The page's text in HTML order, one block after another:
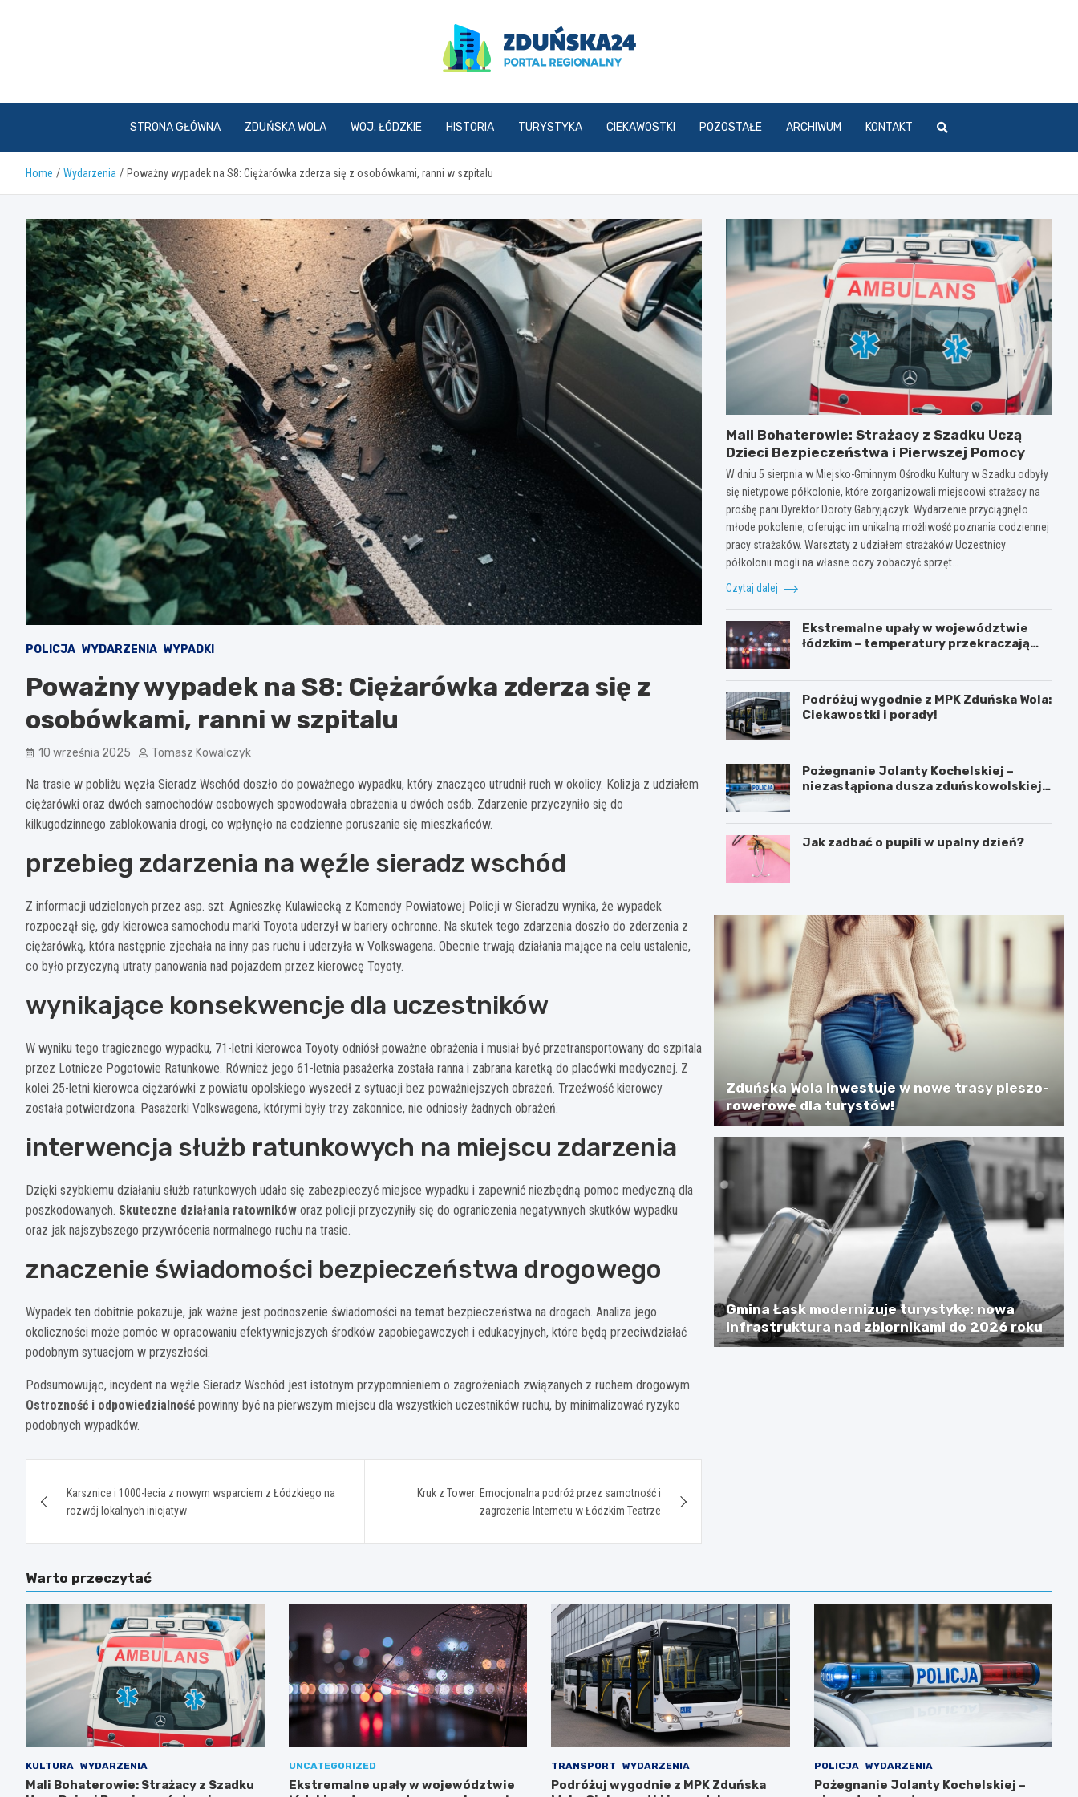
zdunska24.pl
STRONA GŁÓWNA ZDUŃSKA WOLA WOJ. ŁÓDZKIE HISTORIA TURYSTYKA CIEKAWOSTKI POZOSTAŁE ARCHIWUM KONTAKT
Home Wydarzenia Poważny wypadek na S8: Ciężarówka zderza się z osobówkami, ranni w szpitalu
POLICJA WYDARZENIA WYPADKI
Poważny wypadek na S8: Ciężarówka zderza się z
osobówkami, ranni w szpitalu
10 września 2025 Tomasz Kowalczyk
Na trasie w pobliżu węzła Sieradz Wschód doszło do poważnego wypadku, który znacząco utrudnił ruch w okolicy. Kolizja z udziałem
ciężarówki oraz dwóch samochodów osobowych spowodowała obrażenia u dwóch osób. Zdarzenie przyczyniło się do
kilkugodzinnego zablokowania drogi, co wpłynęło na codzienne poruszanie się mieszkańców.
przebieg zdarzenia na węźle sieradz wschód
Z informacji udzielonych przez asp. szt. Agnieszkę Kulawiecką z Komendy Powiatowej Policji w Sieradzu wynika, że wypadek
rozpoczął się, gdy kierowca samochodu marki Toyota uderzył w bariery ochronne. Na skutek tego zdarzenia doszło do zderzenia z
ciężarówką, która następnie zjechała na inny pas ruchu i uderzyła w Volkswagena. Obecnie trwają działania mające na celu ustalenie,
co było przyczyną utraty panowania nad pojazdem przez kierowcę Toyoty.
wynikające konsekwencje dla uczestników
W wyniku tego tragicznego wypadku, 71-letni kierowca Toyoty odniósł poważne obrażenia i musiał być przetransportowany do szpitala
przez Lotnicze Pogotowie Ratunkowe. Również jego 61-letnia pasażerka została ranna i zabrana karetką do placówki medycznej. Z
kolei 25-letni kierowca ciężarówki z powiatu opolskiego wyszedł z sytuacji bez poważniejszych obrażeń. Trzeźwość kierowcy
została potwierdzona. Pasażerki Volkswagena, którymi były trzy zakonnice, nie odniosły żadnych obrażeń.
interwencja służb ratunkowych na miejscu zdarzenia
Dzięki szybkiemu działaniu służb ratunkowych udało się zabezpieczyć miejsce wypadku i zapewnić niezbędną pomoc medyczną dla
poszkodowanych. Skuteczne działania ratowników oraz policji przyczyniły się do ograniczenia negatywnych skutków wypadku
oraz jak najszybszego przywrócenia normalnego ruchu na trasie.
znaczenie świadomości bezpieczeństwa drogowego
Wypadek ten dobitnie pokazuje, jak ważne jest podnoszenie świadomości na temat bezpieczeństwa na drogach. Analiza jego
okoliczności może pomóc w opracowaniu efektywniejszych środków zapobiegawczych i edukacyjnych, które będą przeciwdziałać
podobnym sytuacjom w przyszłości.
Podsumowując, incydent na węźle Sieradz Wschód jest istotnym przypomnieniem o zagrożeniach związanych z ruchem drogowym.
Ostrozność i odpowiedzialność powinny być na pierwszym miejscu dla wszystkich uczestników ruchu, by minimalizować ryzyko
podobnych wypadków.
wpisuKarsznice i 1000-lecia z nowym wsparciem z Łódzkiego na
rozwój lokalnych inicjatyw
Kruk z Tower: Emocjonalna podróż przez samotność i
zagrożenia Internetu w Łódzkim Teatrze
Mali Bohaterowie: Strażacy z Szadku Uczą
Dzieci Bezpieczeństwa i Pierwszej Pomocy
W dniu 5 sierpnia w Miejsko-Gminnym Ośrodku Kultury w Szadku odbyły
się nietypowe półkolonie, które zorganizowali miejscowi strażacy na
prośbę pani Dyrektor Doroty Gabryjączyk. Wydarzenie przyciągnęło
młode pokolenie, oferując im unikalną możliwość poznania codziennej
pracy strażaków. Warsztaty z udziałem strażaków Uczestnicy
półkolonii mogli na własne oczy zobaczyć sprzęt…
Czytaj dalej
Ekstremalne upały w województwie
łódzkim – temperatury przekraczają
Podróżuj wygodnie z MPK Zduńska Wola:
Ciekawostki i porady!
Pożegnanie Jolanty Kochelskiej –
niezastąpiona dusza zduńskowolskiej
Jak zadbać o pupili w upalny dzień?
Zduńska Wola inwestuje w nowe trasy pieszo-
rowerowe dla turystów!
Gmina Łask modernizuje turystykę: nowa
infrastruktura nad zbiornikami do 2026 roku
Warto przeczytać
KULTURA WYDARZENIA
Mali Bohaterowie: Strażacy z Szadku
UNCATEGORIZED
Ekstremalne upały w województwie
TRANSPORT WYDARZENIA
Podróżuj wygodnie z MPK Zduńska
POLICJA WYDARZENIA
Pożegnanie Jolanty Kochelskiej –